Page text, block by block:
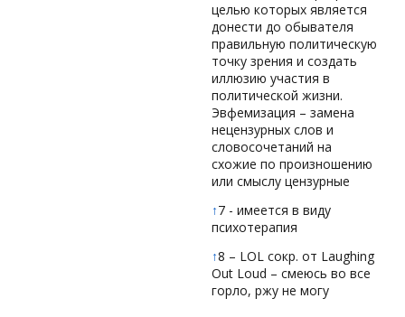
целью которых является
донести до обывателя
правильную политическую
точку зрения и создать
иллюзию участия в
политической жизни.
Эвфемизация – замена
нецензурных слов и
словосочетаний на
схожие по произношению
или смыслу цензурные
↑7 - имеется в виду
психотерапия
↑8 – LOL сокр. от Laughing
Out Loud – смеюсь во все
горло, ржу не могу